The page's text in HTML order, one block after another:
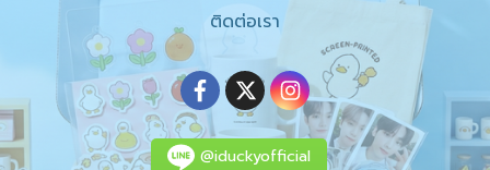
ติดต่อเรา
@iduckyofficial